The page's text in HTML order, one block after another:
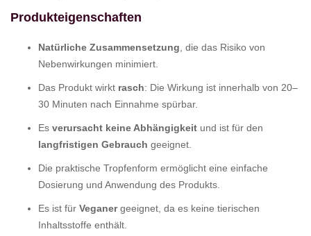
Produkteigenschaften
Natürliche Zusammensetzung , die das Risiko von
Nebenwirkungen minimiert.
Das Produkt wirkt rasch: Die Wirkung ist innerhalb von 20–
30 Minuten nach Einnahme spürbar.
Es verursacht keine Abhängigkeit und ist für den
langfristigen Gebrauch geeignet.
Die praktische Tropfenform ermöglicht eine einfache
Dosierung und Anwendung des Produkts.
Es ist für Veganergeeignet, da es keine tierischen
Inhaltsstoffe enthält.